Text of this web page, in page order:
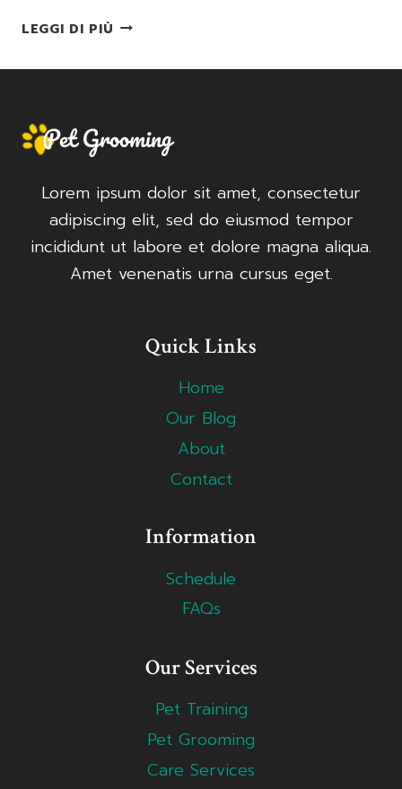
LEGGI DI PIÙ SPRITZ
LIMONCELLO
Lorem ipsum dolor sit amet, consectetur
adipiscing elit, sed do eiusmod tempor
incididunt ut labore et dolore magna aliqua.
Amet venenatis urna cursus eget.
Quick Links
Home
Our Blog
About
Contact
Information
Schedule
FAQs
Our Services
Pet Training
Pet Grooming
Care Services